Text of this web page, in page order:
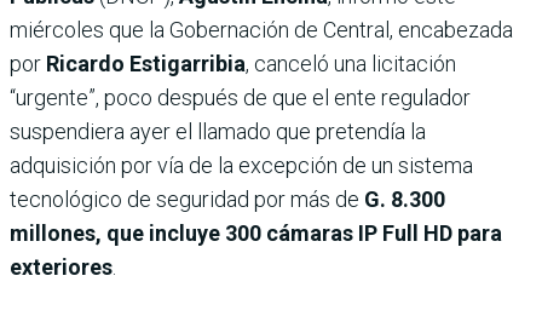
miércoles que la Gobernación de Central, encabezada
por Ricardo Estigarribia, canceló una licitación
“urgente”, poco después de que el ente regulador
suspendiera ayer el llamado que pretendía la
adquisición por vía de la excepción de un sistema
tecnológico de seguridad por más de G. 8.300
millones, que incluye 300 cámaras IP Full HD para
exteriores